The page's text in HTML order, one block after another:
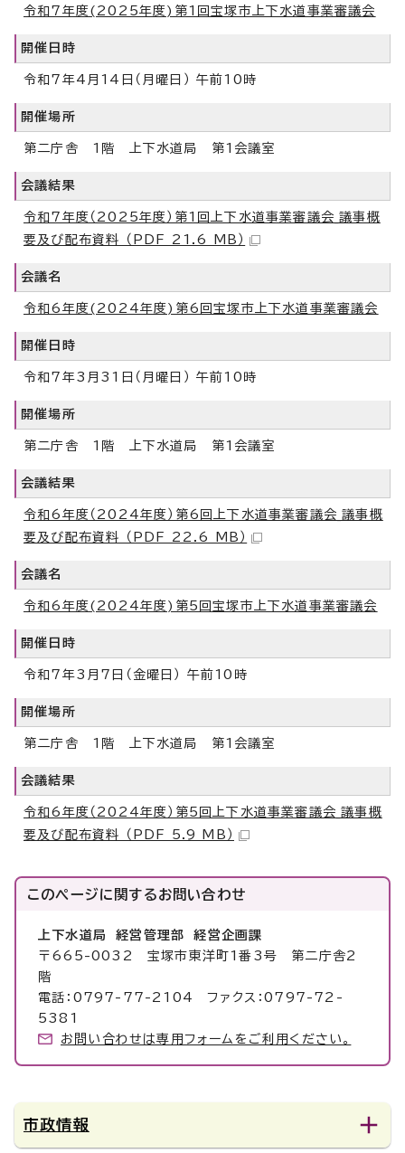
令和7年度(2025年度)第1回宝塚市上下水道事業審議会
開催日時
令和7年4月14日（月曜日） 午前10時
開催場所
第二庁舎 1階 上下水道局 第1会議室
会議結果
令和7年度（2025年度）第1回上下水道事業審議会_議事概
要及び配布資料 （PDF 21.6 MB）
会議名
令和6年度(2024年度)第6回宝塚市上下水道事業審議会
開催日時
令和7年3月31日（月曜日） 午前10時
開催場所
第二庁舎 1階 上下水道局 第1会議室
会議結果
令和6年度（2024年度）第6回上下水道事業審議会_議事概
要及び配布資料 （PDF 22.6 MB）
会議名
令和6年度(2024年度)第5回宝塚市上下水道事業審議会
開催日時
令和7年3月7日（金曜日） 午前10時
開催場所
第二庁舎 1階 上下水道局 第1会議室
会議結果
令和6年度（2024年度）第5回上下水道事業審議会_議事概
要及び配布資料 （PDF 5.9 MB）
このページに関するお問い合わせ
上下水道局 経営管理部 経営企画課
〒665-0032 宝塚市東洋町1番3号 第二庁舎2
階
電話：0797-77-2104 ファクス：0797-72-
5381
お問い合わせは専用フォームをご利用ください。
市政情報